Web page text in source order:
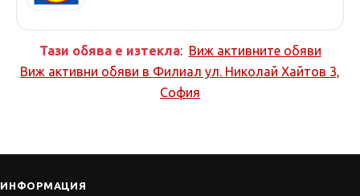
Тази обява е изтекла: Виж активните обяви
Виж активни обяви в Филиал ул. Николай Хайтов 3,
София
ИНФОРМАЦИЯ